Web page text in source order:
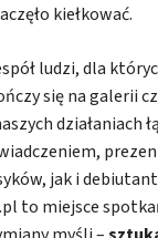
kiełkować.
ludzi, dla
się na galerii
działaniach
jak i
to miejsce